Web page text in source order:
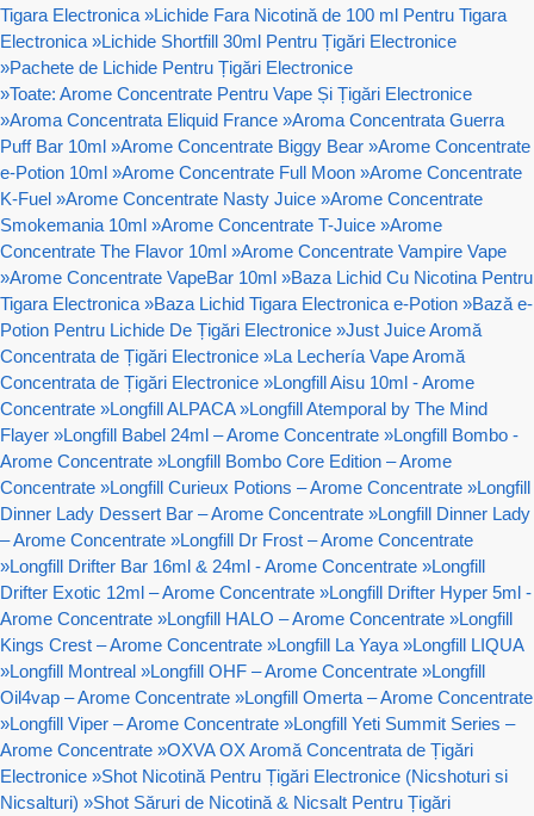
Tigara Electronica »Lichide Fara Nicotină de 100 ml Pentru Tigara
Electronica »Lichide Shortfill 30ml Pentru Țigări Electronice
»Pachete de Lichide Pentru Țigări Electronice
»Toate: Arome Concentrate Pentru Vape Și Țigări Electronice
»Aroma Concentrata Eliquid France »Aroma Concentrata Guerra
Puff Bar 10ml »Arome Concentrate Biggy Bear »Arome Concentrate
e-Potion 10ml »Arome Concentrate Full Moon »Arome Concentrate
K-Fuel »Arome Concentrate Nasty Juice »Arome Concentrate
Smokemania 10ml »Arome Concentrate T-Juice »Arome
Concentrate The Flavor 10ml »Arome Concentrate Vampire Vape
»Arome Concentrate VapeBar 10ml »Baza Lichid Cu Nicotina Pentru
Tigara Electronica »Baza Lichid Tigara Electronica e-Potion »Bază e-
Potion Pentru Lichide De Țigări Electronice »Just Juice Aromă
Concentrata de Țigări Electronice »La Lechería Vape Aromă
Concentrata de Țigări Electronice »Longfill Aisu 10ml - Arome
Concentrate »Longfill ALPACA »Longfill Atemporal by The Mind
Flayer »Longfill Babel 24ml – Arome Concentrate »Longfill Bombo -
Arome Concentrate »Longfill Bombo Core Edition – Arome
Concentrate »Longfill Curieux Potions – Arome Concentrate »Longfill
Dinner Lady Dessert Bar – Arome Concentrate »Longfill Dinner Lady
– Arome Concentrate »Longfill Dr Frost – Arome Concentrate
»Longfill Drifter Bar 16ml & 24ml - Arome Concentrate »Longfill
Drifter Exotic 12ml – Arome Concentrate »Longfill Drifter Hyper 5ml -
Arome Concentrate »Longfill HALO – Arome Concentrate »Longfill
Kings Crest – Arome Concentrate »Longfill La Yaya »Longfill LIQUA
»Longfill Montreal »Longfill OHF – Arome Concentrate »Longfill
Oil4vap – Arome Concentrate »Longfill Omerta – Arome Concentrate
»Longfill Viper – Arome Concentrate »Longfill Yeti Summit Series –
Arome Concentrate »OXVA OX Aromă Concentrata de Țigări
Electronice »Shot Nicotină Pentru Țigări Electronice (Nicshoturi si
Nicsalturi) »Shot Săruri de Nicotină & Nicsalt Pentru Țigări